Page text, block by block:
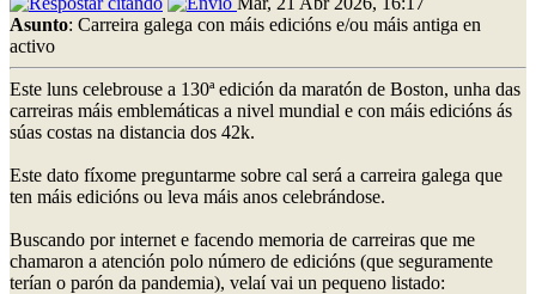
Asunto: Carreira galega con máis edicións e/ou máis antiga en
activo
Este luns celebrouse a 130ª edición da maratón de Boston, unha das
carreiras máis emblemáticas a nivel mundial e con máis edicións ás
súas costas na distancia dos 42k.
Este dato fíxome preguntarme sobre cal será a carreira galega que
ten máis edicións ou leva máis anos celebrándose.
Buscando por internet e facendo memoria de carreiras que me
chamaron a atención polo número de edicións (que seguramente
terían o parón da pandemia), velaí vai un pequeno listado: